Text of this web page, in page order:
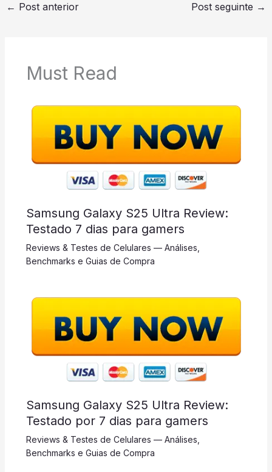
← Post anterior Post seguinte →
Must Read
Samsung Galaxy S25 Ultra Review:
Testado 7 dias para gamers
Reviews & Testes de Celulares — Análises,
Benchmarks e Guias de Compra
Samsung Galaxy S25 Ultra Review:
Testado por 7 dias para gamers
Reviews & Testes de Celulares — Análises,
Benchmarks e Guias de Compra